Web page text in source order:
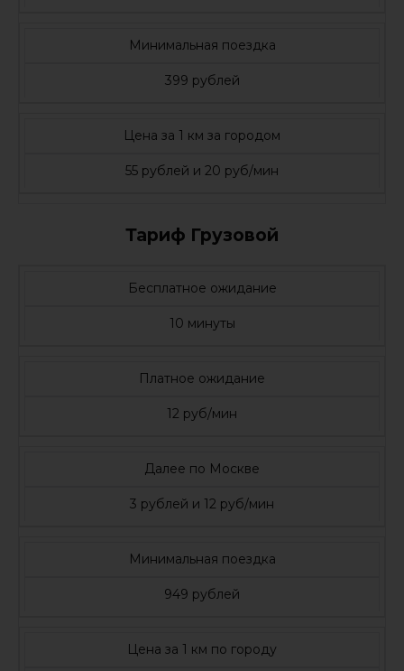
Минимальная поездка
399 рублей
Цена за 1 км за городом
55 рублей и 20 руб/мин
Тариф Грузовой
Бесплатное ожидание
10 минуты
Платное ожидание
12 руб/мин
Далее по Москве
3 рублей и 12 руб/мин
Минимальная поездка
949 рублей
Цена за 1 км по городу